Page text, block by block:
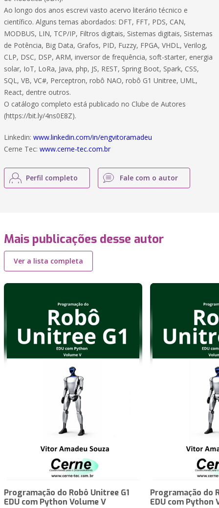
Ao longo dos anos escrevi vasto acervo literário técnico e
científico. Alguns temas abordados: DFT, FFT, PDS, CAN,
MODBUS, LIN, TCP/IP, Filtros digitais, Sistemas digitais, Sistemas
de Potência, Big Data, Grafos, PID, Fuzzy, FPGA, VHDL, Verilog,
CLP, DSC, DSP, ARM, inversor de frequência, soft-starter, energia
solar, IoT, LoRa, Java, php, JS, REST, Spring Boot, Spark, CSS,
SQL, VB, VC#, Perceptron, robô NAO, robô G1 Unitree, UML,
React, dentre outros.
O catálogo completo está publicado no Clube de Autores
(https://bit.ly/4ns0E8Z).
Linkedin: www.linkedin.com/in/engvitoramadeu
Cerne Tec: www.cerne-tec.com.br
Perfil completo Fale com o autor
Mais publicações desse autor
Ver a lista completa
Programação do Robô Unitree G1
EDU com Python Volume V
Programação do
EDU com Python